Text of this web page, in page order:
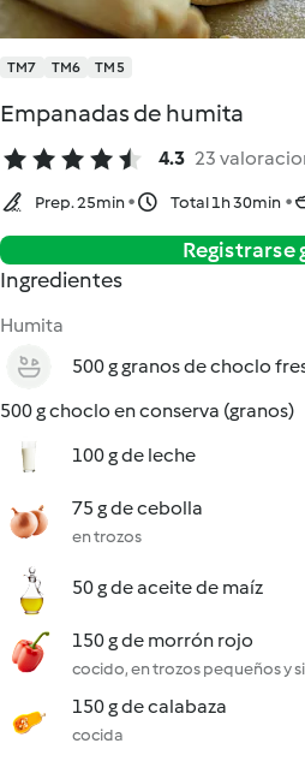
TM7 TM6 TM5
Empanadas de humita
4.3 23
Prep. 25min Total 1h 30min
Registrarse
Ingredientes
Humita
500 g granos de choclo
500 g choclo en conserva (granos)
100 g de leche
75 g de cebolla
en trozos
50 g de aceite de maíz
150 g de morrón rojo
cocido, en trozos pequeños y
150 g de calabaza
cocida